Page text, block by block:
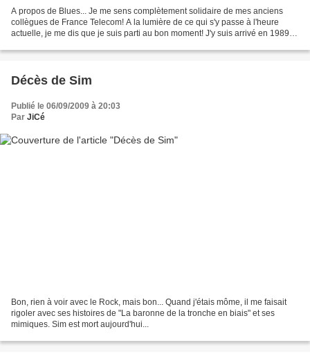
A propos de Blues... Je me sens complètement solidaire de mes anciens
collègues de France Telecom! A la lumière de ce qui s'y passe à l'heure
actuelle, je me dis que je suis parti au bon moment! J'y suis arrivé en 1989,
Décès de Sim
Publié le 06/09/2009 à 20:03
Par JiCé
Bon, rien à voir avec le Rock, mais bon... Quand j'étais môme, il me faisait
rigoler avec ses histoires de "La baronne de la tronche en biais" et ses
mimiques. Sim est mort aujourd'hui...